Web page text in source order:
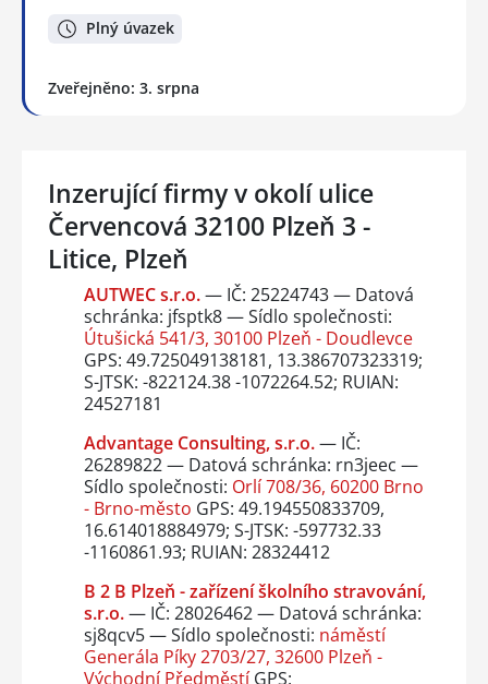
Plný úvazek
Zveřejněno: 3. srpna
Inzerující firmy v okolí ulice
Červencová 32100 Plzeň 3 -
Litice, Plzeň
AUTWEC s.r.o.— IČ: 25224743 — Datová
schránka: jfsptk8 — Sídlo společnosti:
Útušická 541/3, 30100 Plzeň - Doudlevce
GPS: 49.725049138181, 13.386707323319;
S-JTSK: -822124.38 -1072264.52; RUIAN:
24527181
Advantage Consulting, s.r.o.— IČ:
26289822 — Datová schránka: rn3jeec —
Sídlo společnosti: Orlí 708/36, 60200 Brno
- Brno-město GPS: 49.194550833709,
16.614018884979; S-JTSK: -597732.33
-1160861.93; RUIAN: 28324412
B 2 B Plzeň - zařízení školního stravování,
s.r.o.— IČ: 28026462 — Datová schránka:
sj8qcv5 — Sídlo společnosti: náměstí
Generála Píky 2703/27, 32600 Plzeň -
Východní PředměstíGPS: